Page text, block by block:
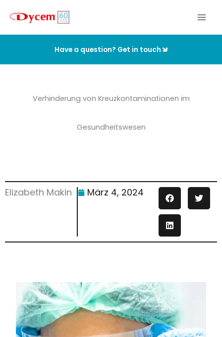
Inhalt
springen
Have a question? Get in touch
Verhinderung von Kreuzkontaminationen im
Gesundheitswesen
Elizabeth Makin März 4, 2024